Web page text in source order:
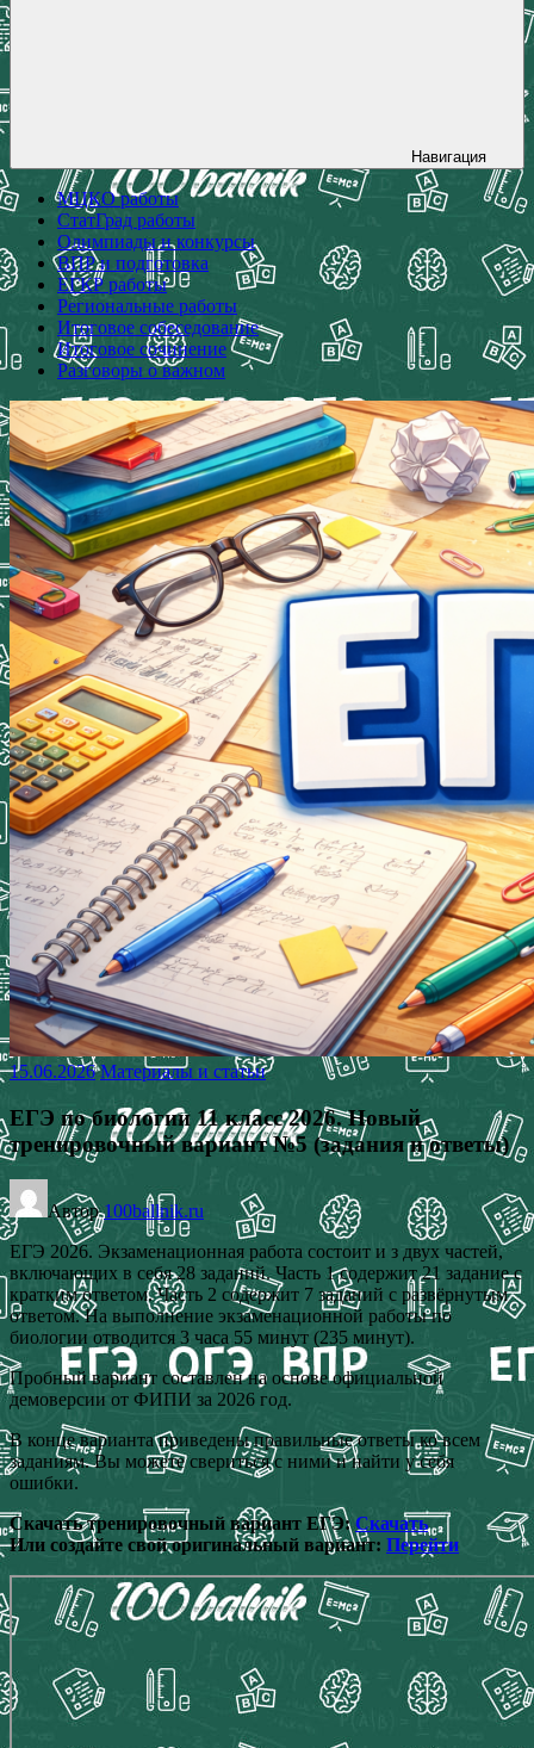
Навигация
МЦКО работы
СтатГрад работы
Олимпиады и конкурсы
ВПР и подготовка
ЕГКР работы
Региональные работы
Итоговое собеседование
Итоговое сочинение
Разговоры о важном
15.06.2026 Материалы и статьи
ЕГЭ по биологии 11 класс 2026. Новый
тренировочный вариант №5 (задания и ответы)
Автор100ballnik.ru
ЕГЭ 2026. Экзаменационная работа состоит и з двух частей,
включающих в себя 28 заданий. Часть 1 содержит 21 задание с
кратким ответом. Часть 2 содержит 7 заданий с развёрнутым
ответом. На выполнение экзаменационной работы по
биологии отводится 3 часа 55 минут (235 минут).
Пробный вариант составлен на основе официальной
демоверсии от ФИПИ за 2026 год.
В конце варианта приведены правильные ответы ко всем
заданиям. Вы можете свериться с ними и найти у себя
ошибки.
Скачать тренировочный вариант ЕГЭ:Скачать
Или создайте свой оригинальный вариант: Перейти